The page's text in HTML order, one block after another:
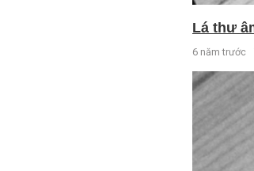
Lá thư
6 năm trước